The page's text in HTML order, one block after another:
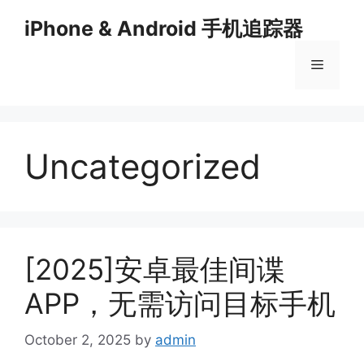
iPhone & Android 手机追踪器
Menu
Uncategorized
[2025]安卓最佳间谍
APP，无需访问目标手机
October 2, 2025 by admin